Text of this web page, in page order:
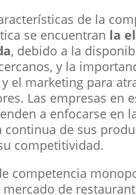
de la
se encuentran la
, debido a la
y la
el marketing para
Las empresas en
a enfocarse en
continua de sus
competitividad.
competencia
de